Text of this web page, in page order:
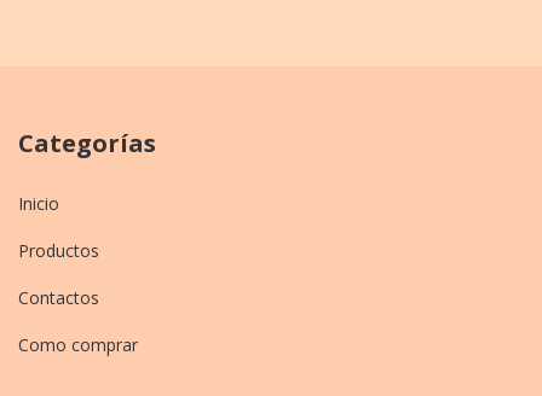
Categorías
Inicio
Productos
Contactos
Como comprar